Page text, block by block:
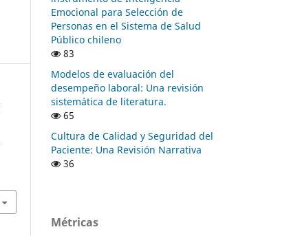
Emocional para Selección de
Personas en el Sistema de Salud
Público chileno
83
Modelos de evaluación del
desempeño laboral: Una revisión
sistemática de literatura.
65
Cultura de Calidad y Seguridad del
Paciente: Una Revisión Narrativa
36
Métricas